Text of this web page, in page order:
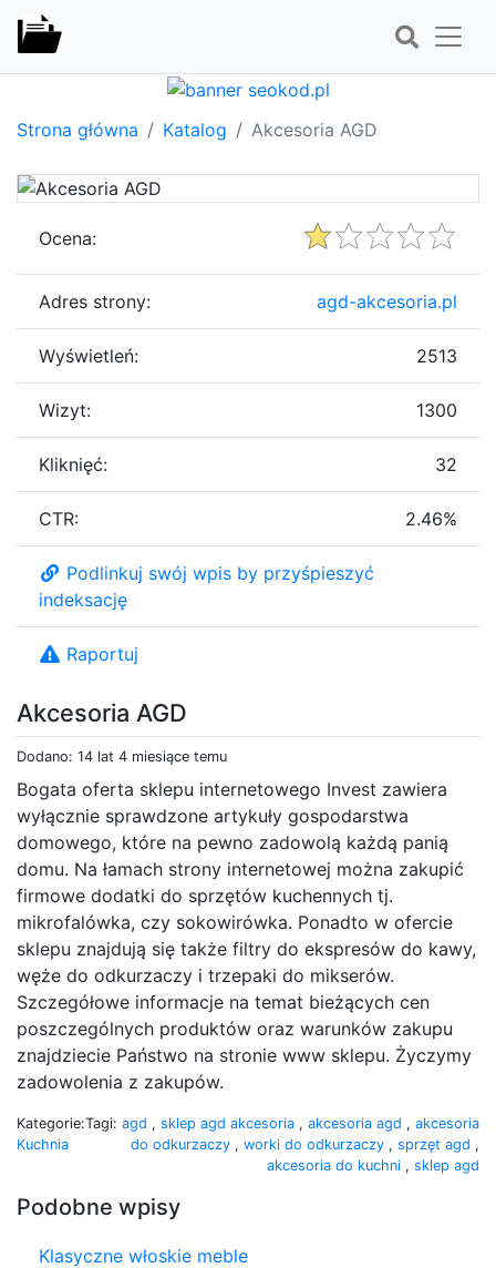
Strona główna Katalog Akcesoria AGD
Akcesoria AGD
Dodano: 14 lat 4 miesiące temu
Bogata oferta sklepu internetowego Invest zawiera
wyłącznie sprawdzone artykuły gospodarstwa
domowego, które na pewno zadowolą każdą panią
domu. Na łamach strony internetowej można zakupić
firmowe dodatki do sprzętów kuchennych tj.
mikrofalówka, czy sokowirówka. Ponadto w ofercie
sklepu znajdują się także filtry do ekspresów do kawy,
węże do odkurzaczy i trzepaki do mikserów.
Szczegółowe informacje na temat bieżących cen
poszczególnych produktów oraz warunków zakupu
znajdziecie Państwo na stronie www sklepu. Życzymy
zadowolenia z zakupów.
Kategorie:
Kuchnia
Tagi: agd , sklep agd akcesoria , akcesoria agd , akcesoria
do odkurzaczy , worki do odkurzaczy , sprzęt agd ,
akcesoria do kuchni , sklep agd
Podobne wpisy
Klasyczne włoskie meble
Ocena:
Adres strony: agd-akcesoria.pl
Wyświetleń: 2513
Wizyt: 1300
Kliknięć: 32
CTR: 2.46%
Podlinkuj swój wpis by przyśpieszyć
indeksację
Raportuj